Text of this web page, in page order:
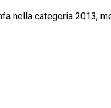
nella categoria 2013,